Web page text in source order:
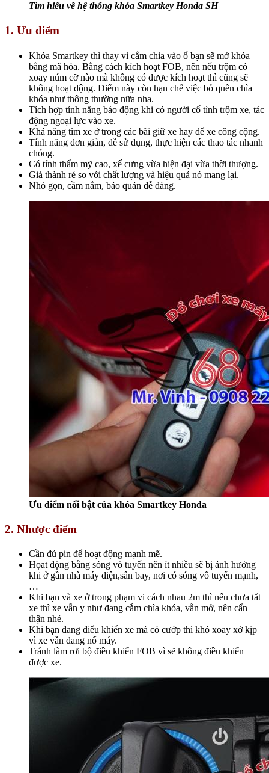
Tìm hiểu về hệ thống khóa Smartkey Honda SH
1. Ưu điểm
Khóa Smartkey thì thay vì cắm chìa vào ổ bạn sẽ mở khóa
bằng mã hóa. Bằng cách kích hoạt FOB, nên nếu trộm có
xoay núm cỡ nào mà không có được kích hoạt thì cũng sẽ
không hoạt dộng. Điểm này còn hạn chế việc bỏ quên chìa
khóa như thông thường nữa nha.
Tích hợp tính năng báo động khi có người cố tình trộm xe, tác
động ngoại lực vào xe.
Khả năng tìm xe ở trong các bãi giữ xe hay để xe công cộng.
Tính năng đơn giản, dễ sử dụng, thực hiện các thao tác nhanh
chóng.
Có tính thẩm mỹ cao, xế cưng vừa hiện đại vừa thời thượng.
Giá thành rẻ so với chất lượng và hiệu quả nó mang lại.
Nhỏ gọn, cầm nắm, bảo quản dễ dàng.
Ưu điểm nổi bật của khóa Smartkey Honda
2. Nhược điểm
Cần đủ pin để hoạt động mạnh mẽ.
Họat động bằng sóng vô tuyến nên ít nhiều sẽ bị ảnh hưởng
khi ở gần nhà máy điện,sân bay, nơi có sóng vô tuyến mạnh,
…
Khi bạn và xe ở trong phạm vi cách nhau 2m thì nếu chưa tắt
xe thì xe vẫn y như đang cắm chìa khóa, vẫn mở, nên cẩn
thận nhé.
Khi bạn đang điểu khiển xe mà có cướp thì khó xoay xở kịp
vì xe vẫn đang nổ máy.
Tránh làm rơi bộ điều khiển FOB vì sẽ không điều khiển
được xe.